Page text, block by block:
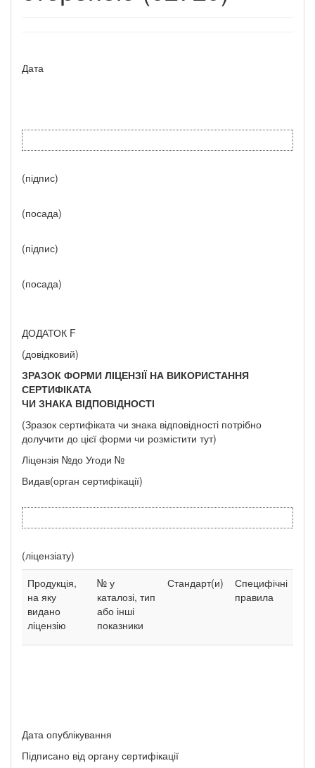
Дата
(підпис)
(посада)
(підпис)
(посада)
ДОДАТОК F
(довідковий)
ЗРАЗОК ФОРМИ ЛІЦЕНЗІЇ НА ВИКОРИСТАННЯ
СЕРТИФІКАТА
ЧИ ЗНАКА ВІДПОВІДНОСТІ
(Зразок сертифіката чи знака відповідності потрібно
долучити до цієї форми чи розмістити тут)
Ліцензія №до Угоди №
Видав(орган сертифікації)
(ліцензіату)
Продукція,
на яку
видано
ліцензію
№ у
каталозі, тип
або інші
показники
Стандарт(и)
Специфічні
правила
Дата опублікування
Підписано від органу сертифікації